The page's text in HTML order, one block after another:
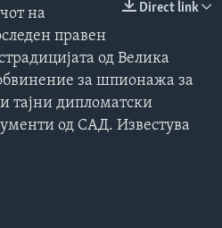
Direct link
на
правен
од Велика
за шпионажа за
тајни дипломатски
од САД. Известува